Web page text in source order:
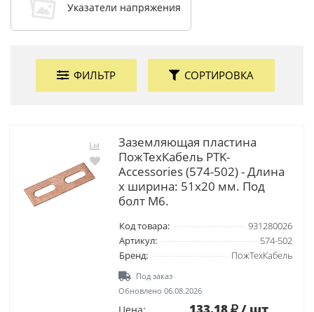
Указатели напряжения
ФИЛЬТР СОРТИРОВКА
Заземляющая пластина
ПожТехКабель PTK-
Accessories (574-502) - Длина
х ширина: 51х20 мм. Под
болт М6.
Код товара:
931280026
Артикул:
574-502
Бренд:
ПожТехКабель
Под заказ
Обновлено 06.08.2026
133.18 / шт